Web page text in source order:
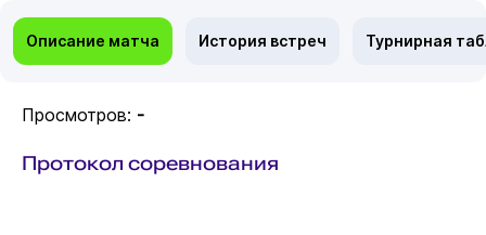
Описание матча История встреч Турнирная
Просмотров: -
Протокол соревнования